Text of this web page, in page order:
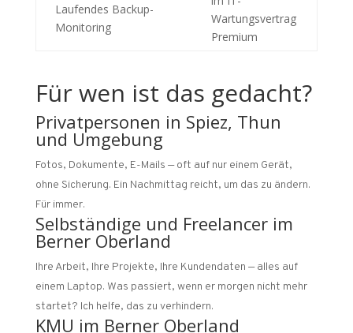
Laufendes Backup-
Monitoring
Wartungsvertrag
Premium
Für wen ist das gedacht?
Privatpersonen in Spiez, Thun
und Umgebung
Fotos, Dokumente, E-Mails — oft auf nur einem Gerät,
ohne Sicherung. Ein Nachmittag reicht, um das zu ändern.
Für immer.
Selbständige und Freelancer im
Berner Oberland
Ihre Arbeit, Ihre Projekte, Ihre Kundendaten — alles auf
einem Laptop. Was passiert, wenn er morgen nicht mehr
startet? Ich helfe, das zu verhindern.
KMU im Berner Oberland